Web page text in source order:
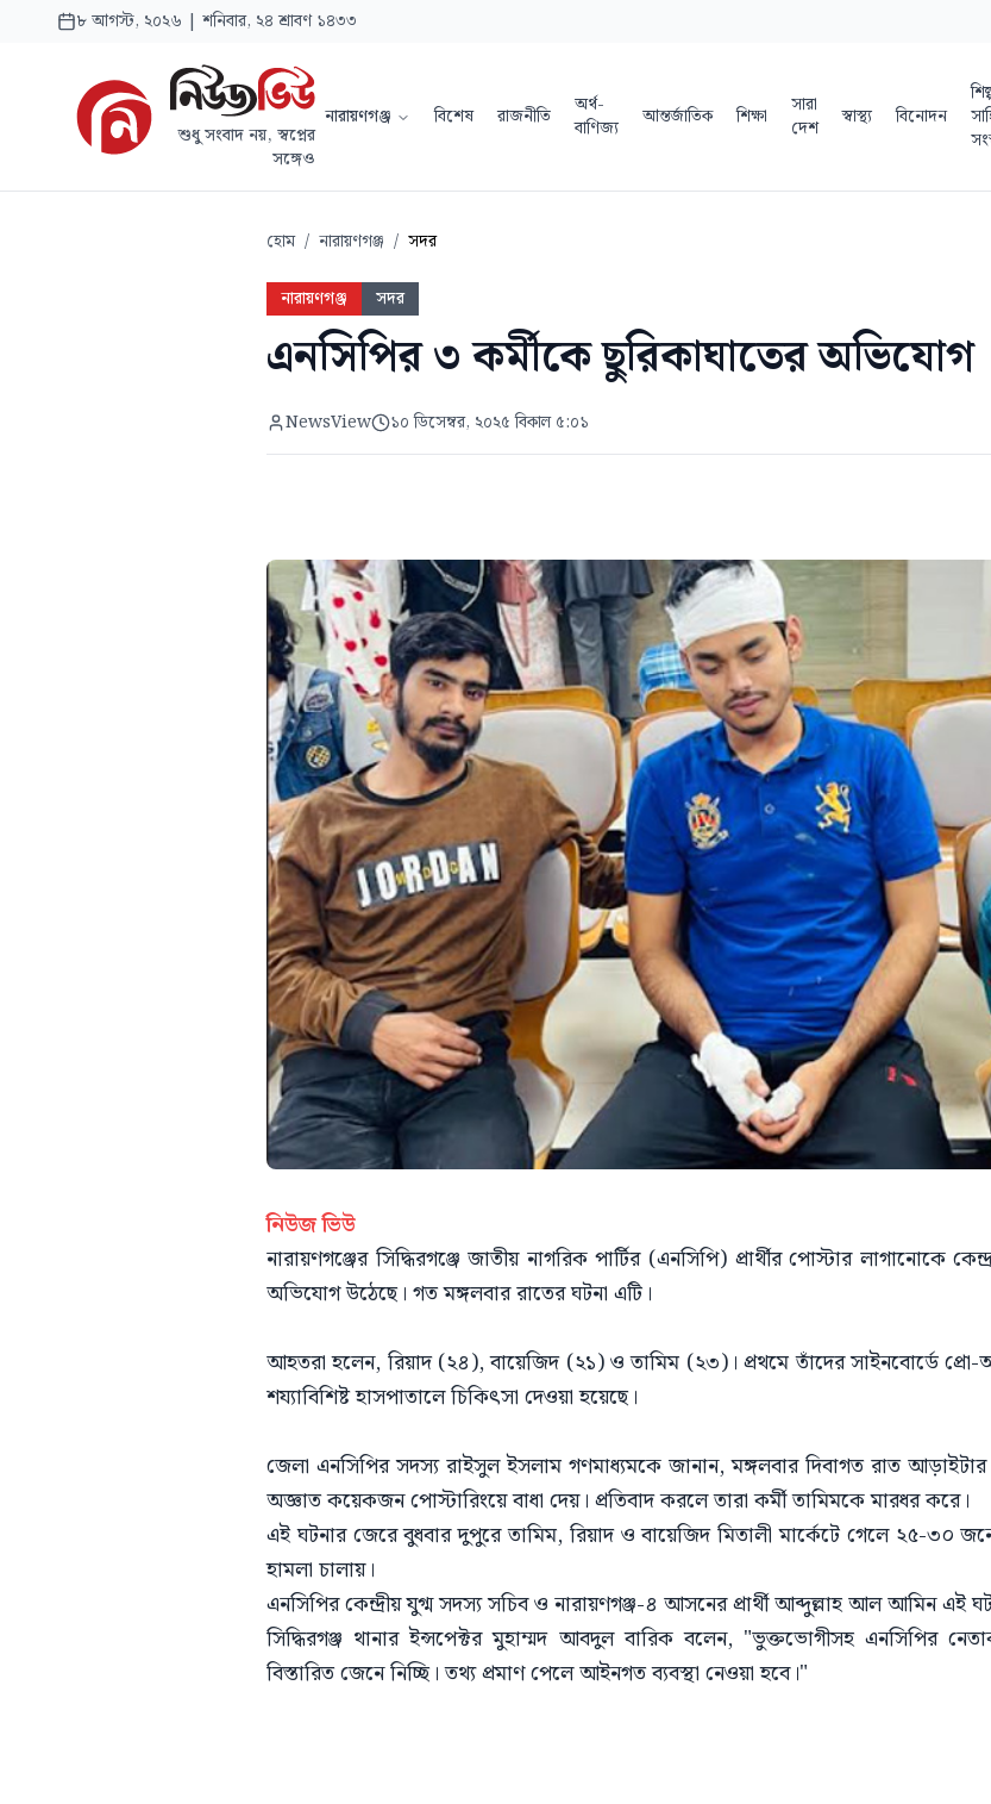
৮ আগস্ট, ২০২৬ | শনিবার, ২৪ শ্রাবণ ১৪৩৩
শুধু সংবাদ নয়, স্বপ্নের
সঙ্গেও
নারায়ণগঞ্জ বিশেষ রাজনীতি
অর্থ-
বাণিজ্য
আন্তর্জাতিক শিক্ষা
সারা
দেশ
স্বাস্থ্য বিনোদন
হোম / নারায়ণগঞ্জ / সদর
নারায়ণগঞ্জ সদর
এনসিপির ৩ কর্মীকে ছুরিকাঘাতের অভিযোগ
NewsView ১০ ডিসেম্বর, ২০২৫ বিকাল ৫:০১
নিউজ ভিউ
নারায়ণগঞ্জের সিদ্ধিরগঞ্জে জাতীয় নাগরিক পার্টির (এনসিপি) প্রার্থীর পোস্টার লাগানোকে
অভিযোগ উঠেছে। গত মঙ্গলবার রাতের ঘটনা এটি।
আহতরা হলেন, রিয়াদ (২৪), বায়েজিদ (২১) ও তামিম (২৩)। প্রথমে তাঁদের সাইনবোর্ডে
শয্যাবিশিষ্ট হাসপাতালে চিকিৎসা দেওয়া হয়েছে।
জেলা এনসিপির সদস্য রাইসুল ইসলাম গণমাধ্যমকে জানান, মঙ্গলবার দিবাগত রাত আড়াইটার
অজ্ঞাত কয়েকজন পোস্টারিংয়ে বাধা দেয়। প্রতিবাদ করলে তারা কর্মী তামিমকে মারধর করে।
এই ঘটনার জেরে বুধবার দুপুরে তামিম, রিয়াদ ও বায়েজিদ মিতালী মার্কেটে গেলে ২৫-৩০
হামলা চালায়।
এনসিপির কেন্দ্রীয় যুগ্ম সদস্য সচিব ও নারায়ণগঞ্জ-৪ আসনের প্রার্থী আব্দুল্লাহ আল আমিন এই
সিদ্ধিরগঞ্জ থানার ইন্সপেক্টর মুহাম্মদ আবদুল বারিক বলেন, "ভুক্তভোগীসহ এনসিপির
বিস্তারিত জেনে নিচ্ছি। তথ্য প্রমাণ পেলে আইনগত ব্যবস্থা নেওয়া হবে।"